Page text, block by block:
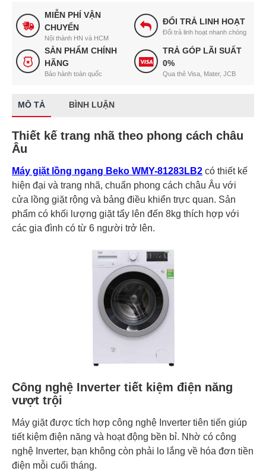
MIỄN PHÍ VẬN
CHUYỂN
Nội thành HN và HCM
ĐỔI TRẢ LINH HOẠT
Đổi trả linh hoạt nhanh chóng
SẢN PHẨM CHÍNH
HÃNG
Bảo hành toàn quốc
TRẢ GÓP LÃI SUẤT
0%
Qua thẻ Visa, Mater, JCB
MÔ TẢ BÌNH LUẬN
Thiết kế trang nhã theo phong cách châu
Âu
Máy giặt lồng ngang Beko WMY-81283LB2 có thiết kế
hiện đại và trang nhã, chuẩn phong cách châu Âu với
cửa lồng giặt rộng và bảng điều khiển trực quan. Sản
phẩm có khối lượng giặt tẩy lên đến 8kg thích hợp với
các gia đình có từ 6 người trở lên.
Công nghệ Inverter tiết kiệm điện năng
vượt trội
Máy giặt được tích hợp công nghệ Inverter tiên tiến giúp
tiết kiệm điện năng và hoạt động bền bỉ. Nhờ có công
nghệ Inverter, bạn không còn phải lo lắng về hóa đơn tiền
điện mỗi cuối tháng.